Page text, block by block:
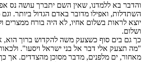
והדבר בא ללמדנו, שאין השם יתברך עושה נס
השתדלות, ואפילו מדובר באדם הגדול ביותר.
יוצא לראות בשלום אחיו, לא היה בורח ממצרים
ושלום.
כך גם בים סוף כשצעק משה להקדוש ברוך הוא,
"מה תצעק אלי דבר אל בני ישראל ויסעו".
מאחור, ים מלפנים, מדבר מסוכן מהצדדים. אך